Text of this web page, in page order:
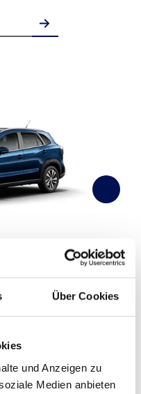
Über Cookies
und Anzeigen zu
Medien anbieten